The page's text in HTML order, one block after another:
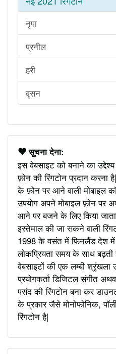
नृपा
प्रनील
हरी
वृसन
सूचना देना:
इस वेबसाइट को बनाने का
फ़ोन की रिंगटोन प्रदान करना
के फ़ोन पर आने वाली
उपयोग अपने मोबाइल फ़ोन पर
आने पर बजने के लिए किया जाता
इस्तेमाल की जा सकने वाली
1998 के वसंत में फिनलैंड देश
लोकप्रियता समय के साथ
वेबसाइटों की एक लम्बी श्रृंखला
प्रयोगकर्ता डिजिटल संगीत
पसंद की रिंगटोन बना कर
के प्रकार जैसे मोनोफोनिक,
रिंगटोन है|